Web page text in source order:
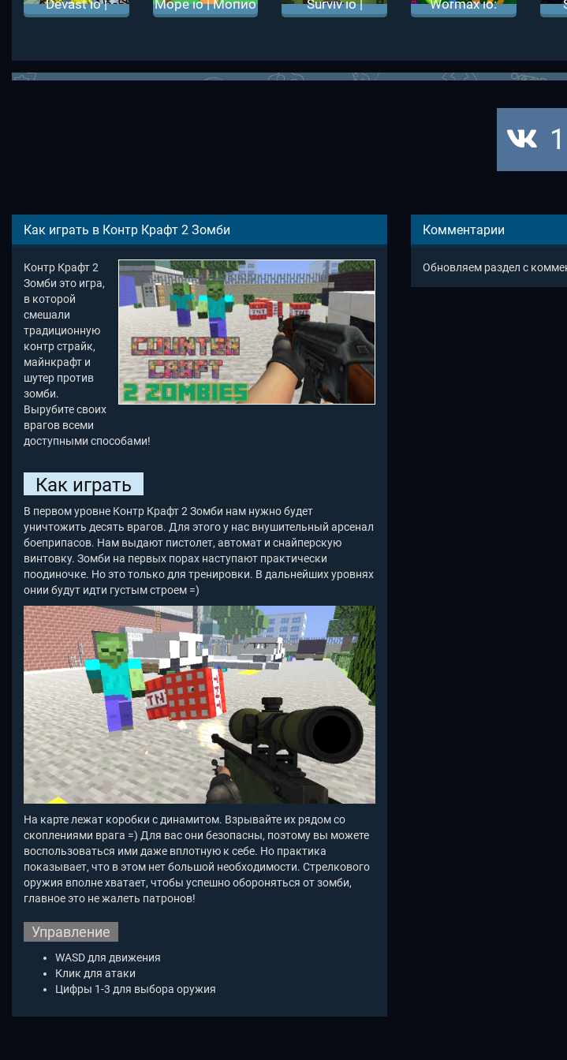
Devast io |
Mope io | Мопио
Surviv io |
Wormax io:
1
Как играть в Контр Крафт 2 Зомби
Контр Крафт 2
Зомби это игра,
в которой
смешали
традиционную
контр страйк,
майнкрафт и
шутер против
зомби.
Вырубите своих
врагов всеми
доступными способами!
Как играть
В первом уровне Контр Крафт 2 Зомби нам нужно будет
уничтожить десять врагов. Для этого у нас внушительный арсенал
боеприпасов. Нам выдают пистолет, автомат и снайперскую
винтовку. Зомби на первых порах наступают практически
поодиночке. Но это только для тренировки. В дальнейших уровнях
онии будут идти густым строем =)
На карте лежат коробки с динамитом. Взрывайте их рядом со
скоплениями врага =) Для вас они безопасны, поэтому вы можете
воспользоваться ими даже вплотную к себе. Но практика
показывает, что в этом нет большой необходимости. Стрелкового
оружия вполне хватает, чтобы успешно обороняться от зомби,
главное это не жалеть патронов!
Управление
WASD для движения
Клик для атаки
Цифры 1-3 для выбора оружия
Комментарии
Обновляем раздел с